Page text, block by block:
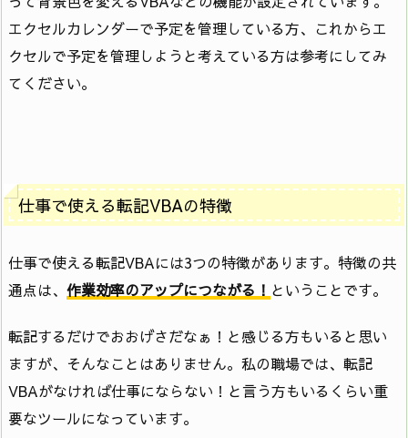
エクセルカレンダーで予定を管理している方、これからエ
クセルで予定を管理しようと考えている方は参考にしてみ
てください。
仕事で使える転記VBAの特徴
仕事で使える転記VBAには3つの特徴があります。特徴の共
通点は、 作業効率のアップにつながる！ ということです。
転記するだけでおおげさだなぁ！と感じる方もいると思い
ますが、そんなことはありません。私の職場では、転記
VBAがなければ仕事にならない！と言う方もいるくらい重
要なツールになっています。